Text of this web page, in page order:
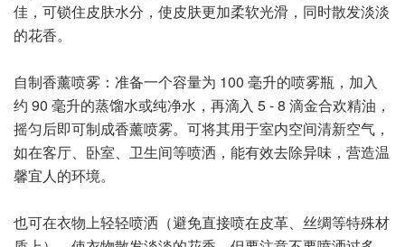
佳，可锁住皮肤水分，使皮肤更加柔软光滑，同时散发淡淡
的花香。
自制香薰喷雾：准备一个容量为 100 毫升的喷雾瓶，加入
约 90 毫升的蒸馏水或纯净水，再滴入 5 - 8 滴金合欢精油，
摇匀后即可制成香薰喷雾。可将其用于室内空间清新空气，
如在客厅、卧室、卫生间等喷洒，能有效去除异味，营造温
馨宜人的环境。
也可在衣物上轻轻喷洒（避免直接喷在皮革、丝绸等特殊材